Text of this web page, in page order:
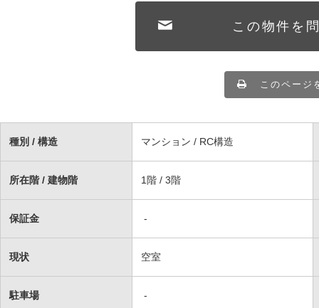
この物件を
このページ
種別 / 構造 マンション / RC構造
所在階 / 建物階 1階 / 3階
保証金 -
現状 空室
駐車場 -